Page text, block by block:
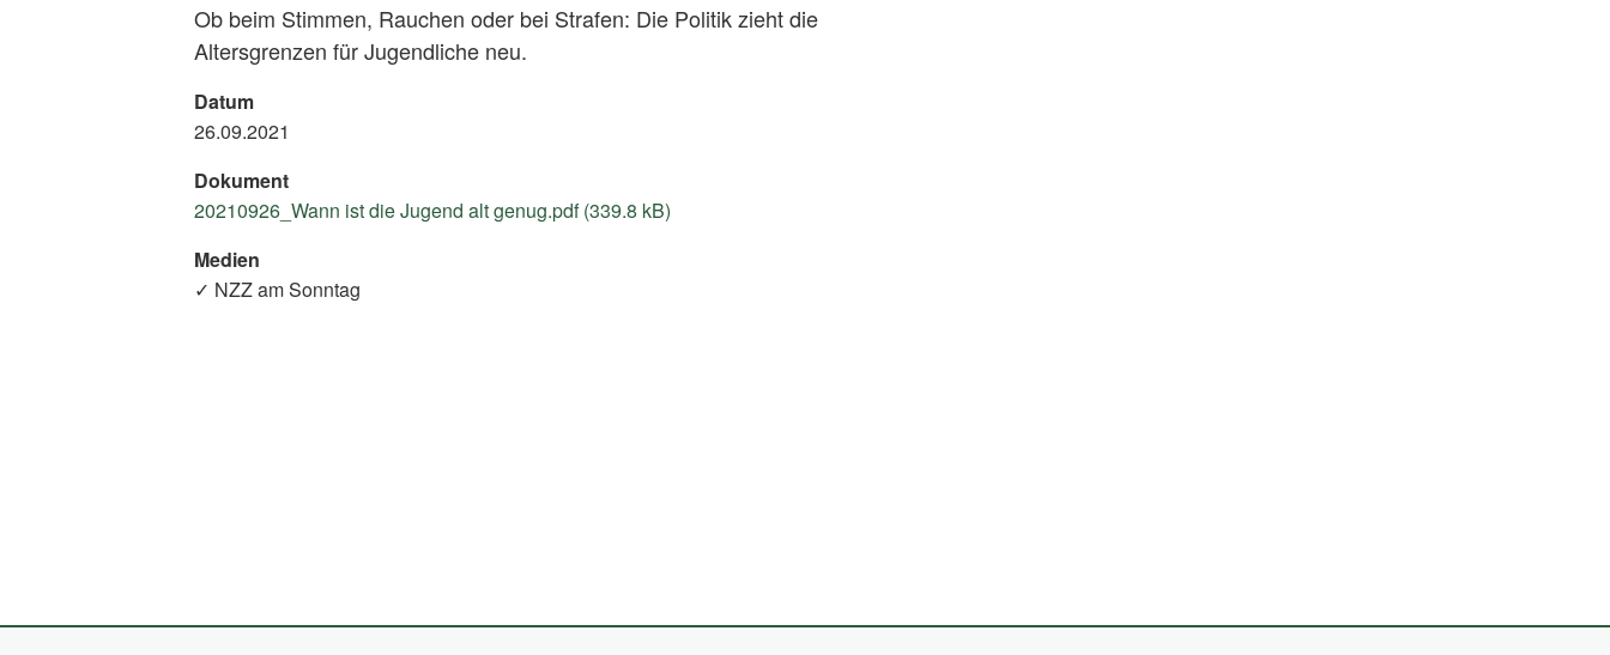
Ob beim Stimmen, Rauchen oder bei Strafen: Die Politik zieht die
Altersgrenzen für Jugendliche neu.
Datum
26.09.2021
Dokument
20210926_Wann ist die Jugend alt genug.pdf (339.8 kB)
Medien
✓ NZZ am Sonntag